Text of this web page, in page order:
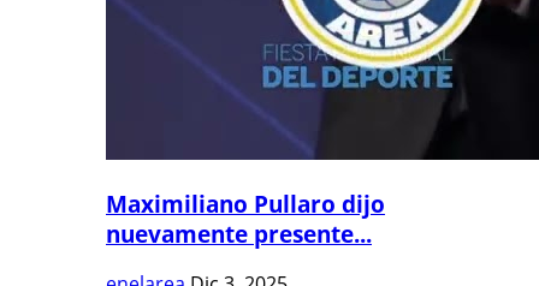
Maximiliano Pullaro dijo
nuevamente presente...